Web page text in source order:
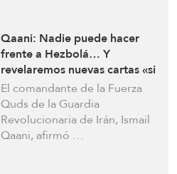
Qaani: Nadie puede hacer
frente a Hezbolá… Y
revelaremos nuevas cartas «si
es necesario»
El comandante de la Fuerza
Quds de la Guardia
Revolucionaria de Irán, Ismail
Qaani, afirmó …